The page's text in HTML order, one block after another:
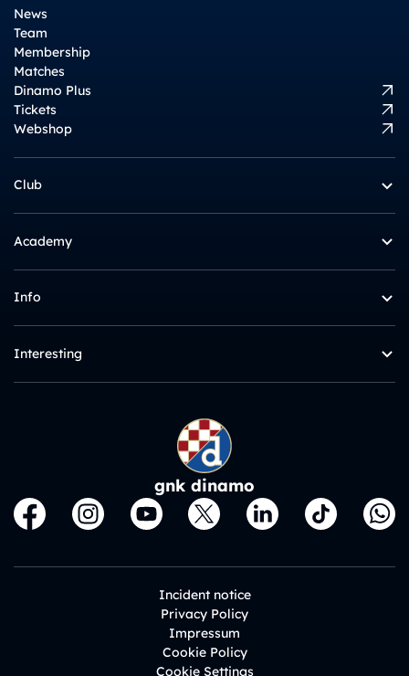
News
Team
Membership
Matches
Dinamo Plus
Tickets
Webshop
Club
Academy
Info
Interesting
gnk dinamo
Incident notice
Privacy Policy
Impressum
Cookie Policy
Cookie Settings